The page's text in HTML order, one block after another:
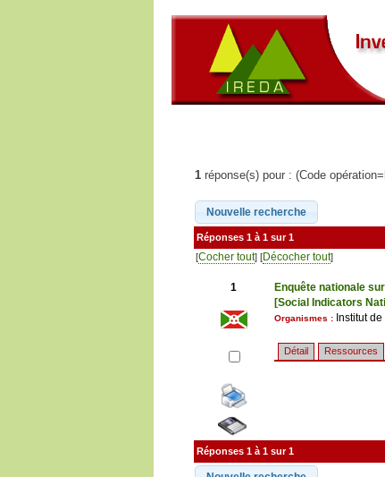
1 réponse(s) pour : (Code opération=
Réponses 1 à 1 sur 1
[Cocher tout] [Décocher tout]
1
Enquête nationale
[Social Indicators
Organismes : Institut
Détail Ressources
Réponses 1 à 1 sur 1